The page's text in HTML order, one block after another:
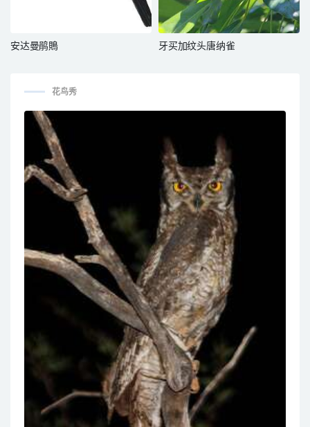
安达曼鹃鵙 牙买加纹头唐纳雀
花鸟秀